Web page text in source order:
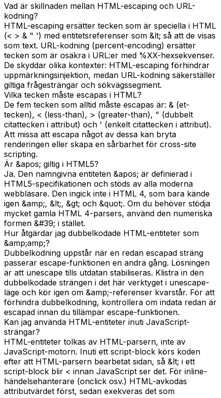
Vad är skillnaden mellan HTML-escaping och URL-
kodning?
HTML-escaping ersätter tecken som är speciella i HTML
(< > & " ') med entitetsreferenser som &lt; så att de visas
som text. URL-kodning (percent-encoding) ersätter
tecken som är osäkra i URL:er med %XX-hexsekvenser.
De skyddar olika kontexter: HTML-escaping förhindrar
uppmärkningsinjektion, medan URL-kodning säkerställer
giltiga frågesträngar och sökvägssegment.
Vilka tecken måste escapas i HTML?
De fem tecken som alltid måste escapas är: & (et-
tecken), < (less-than), > (greater-than), " (dubbelt
citattecken i attribut) och ' (enkelt citattecken i attribut).
Att missa att escapa något av dessa kan bryta
renderingen eller skapa en sårbarhet för cross-site
scripting.
Är &apos; giltig i HTML5?
Ja. Den namngivna entiteten &apos; är definierad i
HTML5-specifikationen och stöds av alla moderna
webbläsare. Den ingick inte i HTML 4, som bara kände
igen &amp;, &lt;, &gt; och &quot;. Om du behöver stödja
mycket gamla HTML 4-parsers, använd den numeriska
formen &#39; i stället.
Hur åtgärdar jag dubbelkodade HTML-entiteter som
&amp;amp;?
Dubbelkodning uppstår när en redan escapad sträng
passerar escape-funktionen en andra gång. Lösningen
är att unescape tills utdatan stabiliseras. Klistra in den
dubbelkodade strängen i det här verktyget i unescape-
läge och kör igen om &amp;-referenser kvarstår. För att
förhindra dubbelkodning, kontrollera om indata redan är
escapad innan du tillämpar escape-funktionen.
Kan jag använda HTML-entiteter inuti JavaScript-
strängar?
HTML-entiteter tolkas av HTML-parsern, inte av
JavaScript-motorn. Inuti ett script-block körs koden
efter att HTML-parsern bearbetat sidan, så &lt; i ett
script-block blir < innan JavaScript ser det. För inline-
händelsehanterare (onclick osv.) HTML-avkodas
attributvärdet först, sedan exekveras det som